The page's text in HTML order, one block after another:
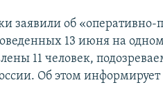
заявили об
13 июня на
11 человек,
Об этом